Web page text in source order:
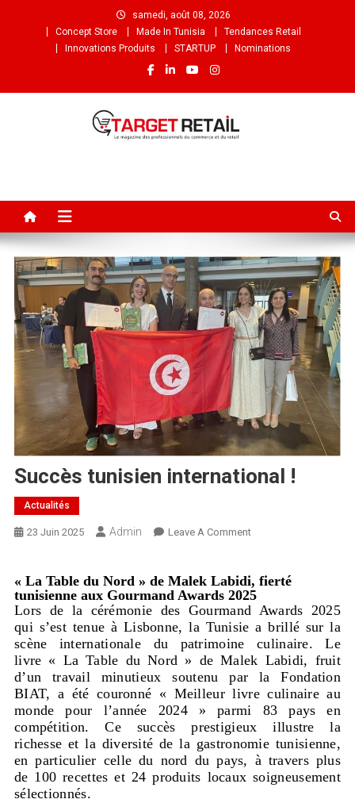
samedi, août 08, 2026
Concept Store
Made In Tunisia
Tendances Retail
Innovations Produits
STARTUP Nominations
Succès tunisien international !
Actualités
23 Juin 2025 Admin Leave A Comment
« La Table du Nord » de Malek Labidi, fierté
tunisienne aux Gourmand Awards 2025
Lors de la cérémonie des Gourmand Awards 2025
qui s’est tenue à Lisbonne, la Tunisie a brillé sur la
scène internationale du patrimoine culinaire. Le
livre « La Table du Nord » de Malek Labidi, fruit
d’un travail minutieux soutenu par la Fondation
BIAT, a été couronné « Meilleur livre culinaire au
monde pour l’année 2024 » parmi 83 pays en
compétition. Ce succès prestigieux illustre la
richesse et la diversité de la gastronomie tunisienne,
en particulier celle du nord du pays, à travers plus
de 100 recettes et 24 produits locaux soigneusement
sélectionnés.